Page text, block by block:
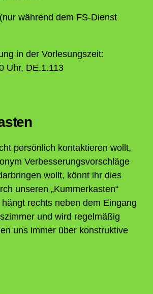
während dem FS-Dienst
in der Vorlesungszeit:
Uhr, DE.1.113
persönlich kontaktieren wollt,
Verbesserungsvorschläge
wollt, könnt ihr dies
unseren „Kummerkasten“
rechts neben dem Eingang
und wird regelmäßig
uns immer über konstruktive